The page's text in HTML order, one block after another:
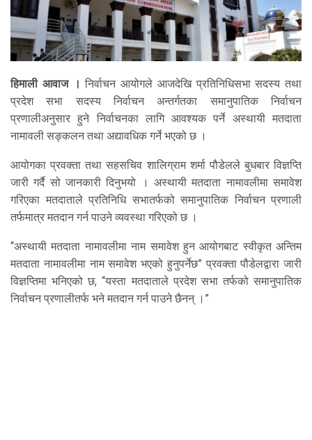
हिमाली आवाज । निर्वाचन आयोगले आजदेखि प्रतिनिधिसभा सदस्य तथा
प्रदेश सभा सदस्य निर्वाचन अन्तर्गतका समानुपातिक निर्वाचन
प्रणालीअनुसार हुने निर्वाचनका लागि आवश्यक पर्ने अस्थायी मतदाता
नामावली सङ्कलन तथा अद्यावधिक गर्ने भएको छ ।
आयोगका प्रवक्ता तथा सहसचिव शालिग्राम शर्मा पौडेलले बुधबार विज्ञप्ति
जारी गर्दै सो जानकारी दिनुभयो । अस्थायी मतदाता नामावलीमा समावेश
गरिएका मतदाताले प्रतिनिधि सभातर्फको समानुपातिक निर्वाचन प्रणाली
तर्फमात्र मतदान गर्न पाउने व्यवस्था गरिएको छ ।
“अस्थायी मतदाता नामावलीमा नाम समावेश हुन आयोगबाट स्वीकृत अन्तिम
मतदाता नामावलीमा नाम समावेश भएको हुनुपर्नेछ” प्रवक्ता पौडेलद्वारा जारी
विज्ञप्तिमा भनिएको छ, “यस्ता मतदाताले प्रदेश सभा तर्फको समानुपातिक
निर्वाचन प्रणालीतर्फ भने मतदान गर्न पाउने छैनन् ।”